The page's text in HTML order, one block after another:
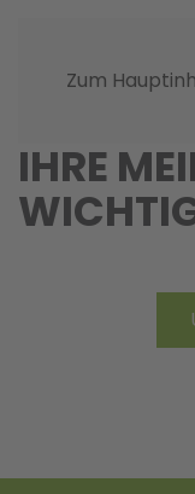
Zum
IHRE